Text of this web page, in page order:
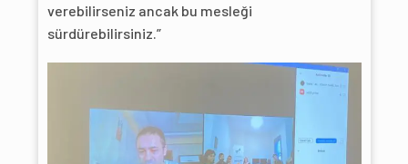
verebilirseniz ancak bu mesleği
sürdürebilirsiniz.”